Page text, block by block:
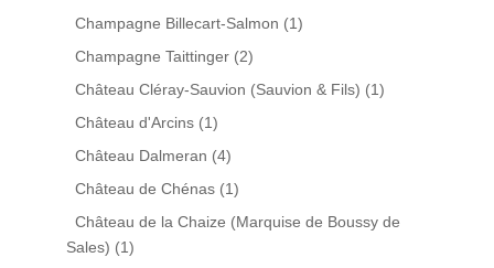
Champagne Billecart-Salmon (1)
Champagne Taittinger(2)
Château Cléray-Sauvion (Sauvion & Fils) (1)
Château d'Arcins(1)
Château Dalmeran (4)
Château de Chénas(1)
Château de la Chaize (Marquise de Boussy de
Sales) (1)